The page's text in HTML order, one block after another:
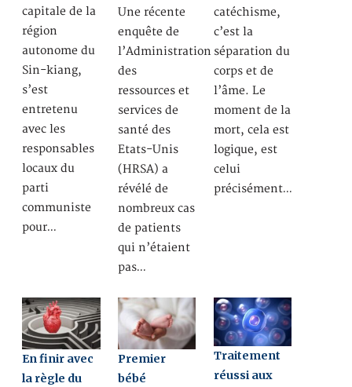
capitale de la
région
autonome du
Sin-kiang,
s’est
entretenu
avec les
responsables
locaux du
parti
communiste
pour…
Une récente
enquête de
l’Administration
des
ressources et
services de
santé des
Etats-Unis
(HRSA) a
révélé de
nombreux cas
de patients
qui n’étaient
pas…
catéchisme,
c’est la
séparation du
corps et de
l’âme. Le
moment de la
mort, cela est
logique, est
celui
précisément…
En finir avec
la règle du
Premier
bébé
Traitement
réussi aux